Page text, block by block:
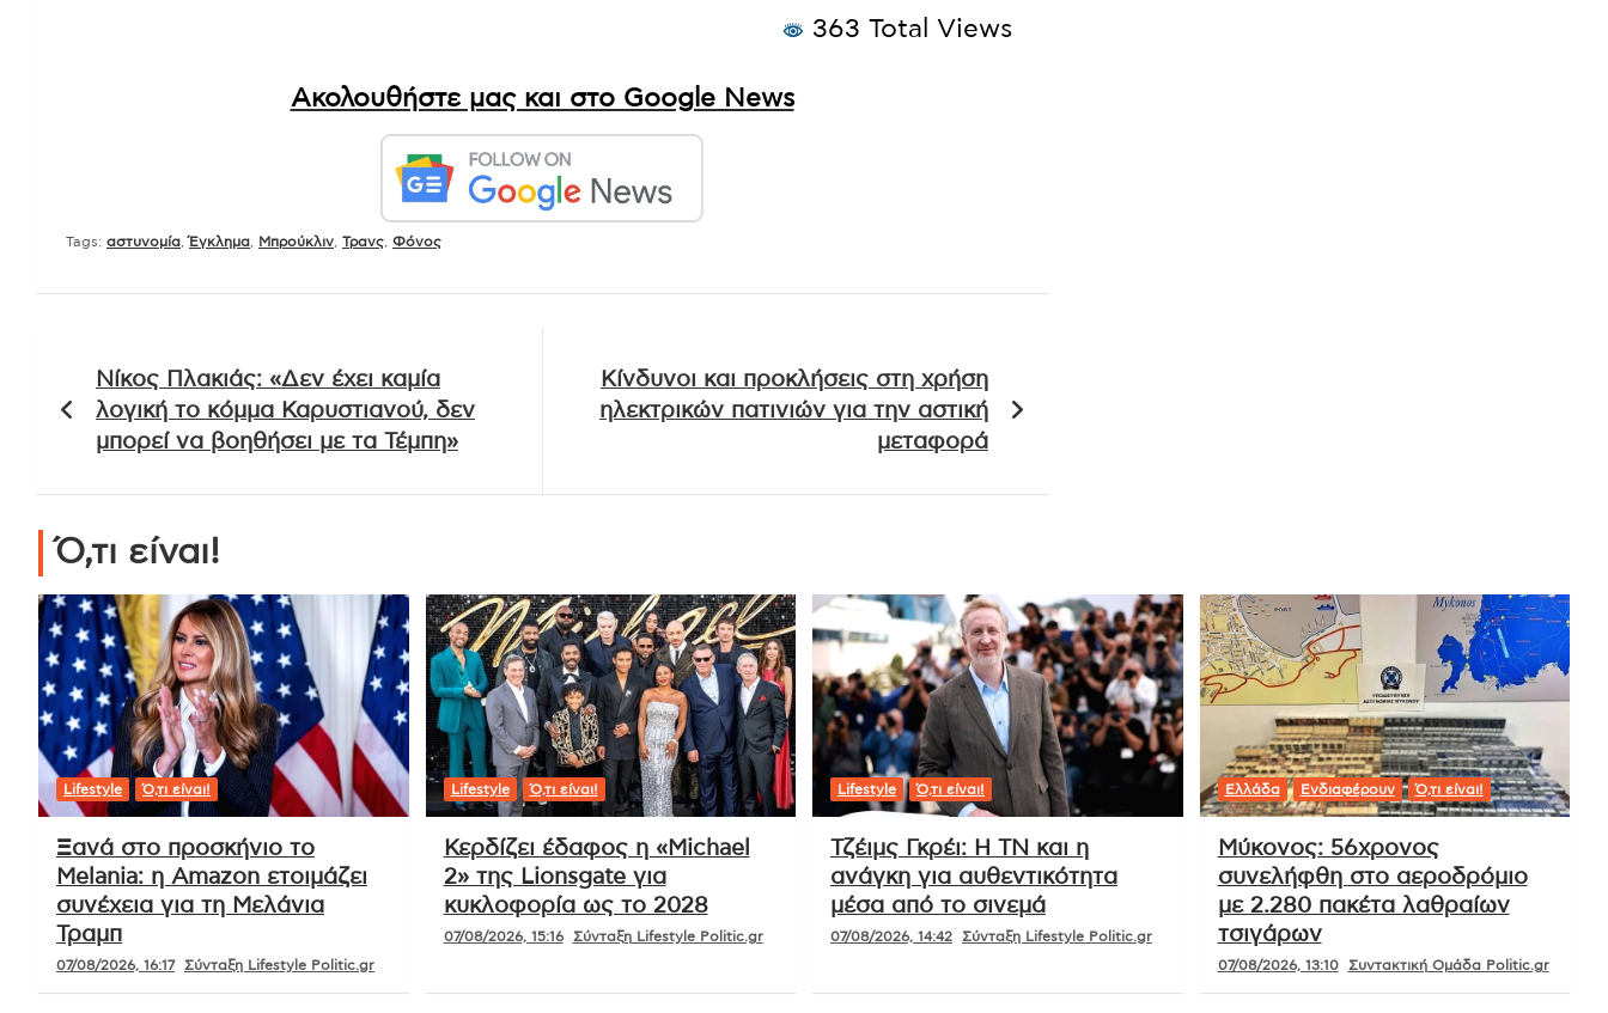
363 Total Views
Ακολουθήστε μας και στο Google News
Tags: αστυνομία ,Έγκλημα Μπρούκλιν Τρανς Φόνος
άρθρων
Νίκος Πλακιάς: «Δεν έχει καμία
λογική το κόμμα Καρυστιανού, δεν
μπορεί να βοηθήσει με τα Τέμπη»
Κίνδυνοι και προκλήσεις στη χρήση
ηλεκτρικών πατινιών για την αστική
μεταφορά
Ό,τι είναι!
Lifestyle Ό,τι είναι!
Ξανά στο προσκήνιο το
Melania: η Amazon ετοιμάζει
συνέχεια για τη Μελάνια
Τραμπ
07/08/2026, 16:17 Σύνταξη Lifestyle Politic.gr
Lifestyle Ό,τι είναι!
Κερδίζει έδαφος η «Michael
2» της Lionsgate για
κυκλοφορία ως το 2028
07/08/2026, 15:16 Σύνταξη Lifestyle Politic.gr
Lifestyle Ό,τι είναι!
Τζέιμς Γκρέι: Η ΤΝ και η
ανάγκη για αυθεντικότητα
μέσα από το σινεμά
07/08/2026, 14:42 Σύνταξη Lifestyle Politic.gr
Ελλάδα Ενδιαφέρουν Ό,τι είναι!
Μύκονος: 56χρονος
συνελήφθη στο αεροδρόμιο
με 2.280 πακέτα λαθραίων
τσιγάρων
07/08/2026, 13:10 Συντακτική Ομάδα Politic.gr